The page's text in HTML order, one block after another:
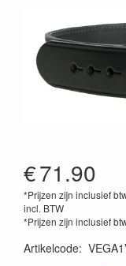
€71.90
*Prijzen zijn inclusief
incl. BTW
*Prijzen zijn inclusief
Artikelcode: